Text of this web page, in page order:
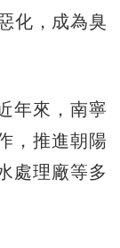
化，成為臭
來，南寧
，推進朝陽
處理廠等多